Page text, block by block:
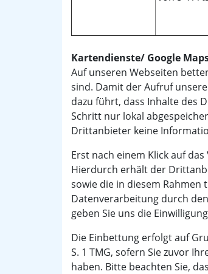
Kartendienste/ Google
Auf unseren Webseiten
sind. Damit der Aufruf
dazu führt, dass Inhalte des
Schritt nur lokal
Drittanbieter keine
Erst nach einem Klick auf
Hierdurch erhält der
sowie die in diesem
Datenverarbeitung durch
geben Sie uns die
Die Einbettung erfolgt auf
S. 1 TMG, sofern Sie zuvor
haben. Bitte beachten Sie,